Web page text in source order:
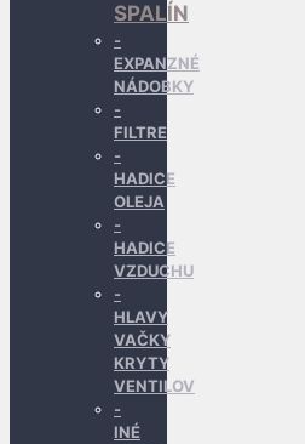
SPALÍN
EXPANZNÉ
NÁDOBKY
FILTRE
HADICE
OLEJA
HADICE
VZDUCHU
HLAVY
VAČKY
KRYTY
VENTILOV
INÉ